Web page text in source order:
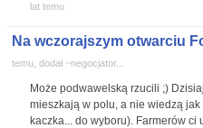
lat temu
Na wczorajszym otwarciu
temu, dodał ~negocjator...
Może podwawelską rzucili ;)
mieszkają w polu, a nie wiedzą
kaczka... do wyboru). Farmerów ci